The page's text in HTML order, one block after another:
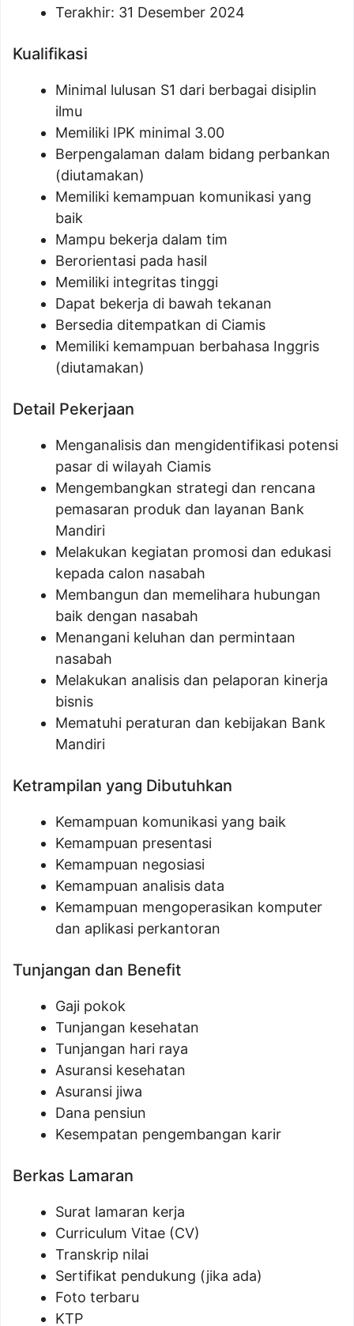
Terakhir: 31 Desember 2024
Kualifikasi
Minimal lulusan S1 dari berbagai disiplin
ilmu
Memiliki IPK minimal 3.00
Berpengalaman dalam bidang perbankan
(diutamakan)
Memiliki kemampuan komunikasi yang
baik
Mampu bekerja dalam tim
Berorientasi pada hasil
Memiliki integritas tinggi
Dapat bekerja di bawah tekanan
Bersedia ditempatkan di Ciamis
Memiliki kemampuan berbahasa Inggris
(diutamakan)
Detail Pekerjaan
Menganalisis dan mengidentifikasi potensi
pasar di wilayah Ciamis
Mengembangkan strategi dan rencana
pemasaran produk dan layanan Bank
Mandiri
Melakukan kegiatan promosi dan edukasi
kepada calon nasabah
Membangun dan memelihara hubungan
baik dengan nasabah
Menangani keluhan dan permintaan
nasabah
Melakukan analisis dan pelaporan kinerja
bisnis
Mematuhi peraturan dan kebijakan Bank
Mandiri
Ketrampilan yang Dibutuhkan
Kemampuan komunikasi yang baik
Kemampuan presentasi
Kemampuan negosiasi
Kemampuan analisis data
Kemampuan mengoperasikan komputer
dan aplikasi perkantoran
Tunjangan dan Benefit
Gaji pokok
Tunjangan kesehatan
Tunjangan hari raya
Asuransi kesehatan
Asuransi jiwa
Dana pensiun
Kesempatan pengembangan karir
Berkas Lamaran
Surat lamaran kerja
Curriculum Vitae (CV)
Transkrip nilai
Sertifikat pendukung (jika ada)
Foto terbaru
KTP